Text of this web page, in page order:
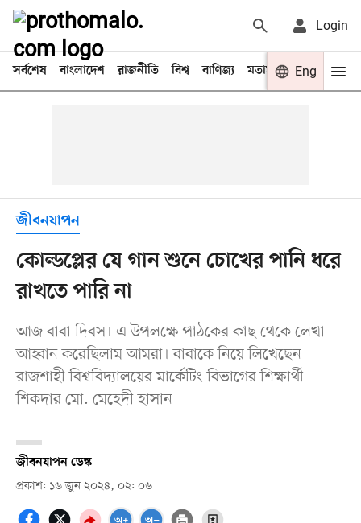
Login
সর্বশেষ বাংলাদেশ রাজনীতি বিশ্ব বাণিজ্য মতামত খেলা
Eng
জীবনযাপন
কোল্ডপ্লের যে গান শুনে চোখের পানি ধরে
রাখতে পারি না
আজ বাবা দিবস। এ উপলক্ষে পাঠকের কাছ থেকে লেখা
আহ্বান করেছিলাম আমরা। বাবাকে নিয়ে লিখেছেন
রাজশাহী বিশ্ববিদ্যালয়ের মার্কেটিং বিভাগের শিক্ষার্থী
শিকদার মো. মেহেদী হাসান
জীবনযাপন ডেস্ক
প্রকাশ: ১৬ জুন ২০২৪, ০২: ০৬